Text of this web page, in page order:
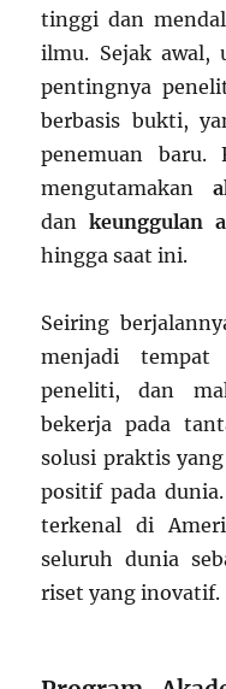
tinggi dan
ilmu. Sejak awal,
pentingnya
berbasis bukti,
penemuan baru.
mengutamakan
dankeunggulan
hingga saat ini.
Seiring
menjadi
peneliti, dan
bekerja pada
solusi praktis
positif pada
terkenal di
seluruh dunia
riset yang inovatif.